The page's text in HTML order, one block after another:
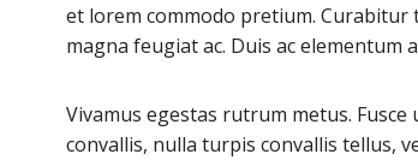
et lorem commodo pretium. Curabitur
magna feugiat ac. Duis ac elementum
Vivamus egestas rutrum metus. Fusce
convallis, nulla turpis convallis tellus,